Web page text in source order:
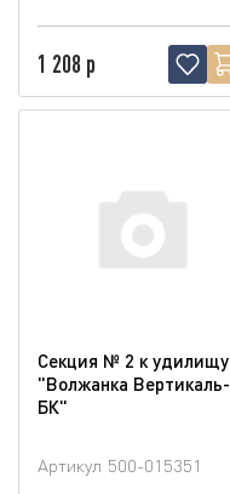
1 208 р
Секция № 2 к удилищу
"Волжанка Вертикаль-
БК"
Артикул 500-015351